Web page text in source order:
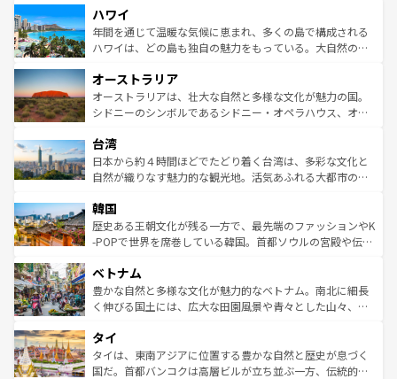
ば市内交通費無料で観光を楽しむこともできる。 なお、新
着のスイス情報はコンテンツ一覧 を参照してほしい。
のような巨大都市は、観光、ショッピング、エンターテイ
ンメントが詰まった刺激的なスポットだ。一方、アメリカ
西部には大自然が広がり、グランドキャニオンやイエロー
部のニューオーリンズでは、音楽と美食が融合した独特の
文化が魅力。旅行者はアメリカの各地域で異なる魅力を楽
しみながら、その多様性と豊かな歴史を感じることができ
ならではの贅沢な旅のスタイルだ。 なお、新着のアメリカ
情報はコンテンツ一覧を参照してほしい。
ハワイ
年間を通じて温暖な気候に恵まれ、多くの島で構成される
ハワイは、どの島も独自の魅力をもっている。大自然の神
ワイ島は見逃せない。また、定番の観光地といえばオアフ
島だが、静かな自然を求めるならマウイ島やカウアイ島が
おすすめ。エメラルドグリーンに輝く海をはじめ、豊かな
れるおもてなしの心で訪れる人々を迎えてくれるハワイの
人々、おいしいローカルフードやハワイアンミュージッ
ク、伝統的なフラダンスなど、すべてがハワイの魅力を彩
ワイを、存分に味わってほしい。 なお、新着のハワイ情報
はコンテンツ一覧を参照してほしい。
オーストラリア
オーストラリアは、壮大な自然と多様な文化が魅力の国。
シドニーのシンボルであるシドニー・オペラハウス、オー
リアリーフや大陸中央部にそびえるウルル（エアーズロッ
ク）、タスマニアの美しい原生林やケアンズの熱帯雨林な
ど、見どころがたくさん。また、カフェやワイン、オージ
いる。アクティビティも充実しており、サーフィンやダイ
ビング、ハイキングなど、アウトドア好きにはたまらな
い。オーストラリアの多彩な魅力を存分に味わいつくそ
参照してほしい。
台湾
日本から約４時間ほどでたどり着く台湾は、多彩な文化と
自然が織りなす魅力的な観光地。活気あふれる大都市の台
ン）、静ひつな山岳地帯である台湾東部など、都市の喧騒
と山間の静けさが共存しており、訪れる人に新しい発見と
驚きをもたらしてくれる。また、奥深い台湾の食文化も魅
容にもいいと評判のスイーツなど、バラエティ豊かな料理
が味わえる。 なお、新着の台湾情報は コンテンツ一覧を参
照してほしい。
韓国
歴史ある王朝文化が残る一方で、最先端のファッションやK
-POPで世界を席巻している韓国。首都ソウルの宮殿や伝統
き、地方に足を延ばせば四季折々の自然美を楽しむことが
できる。そして、キムチや焼肉、絶品のストリートフード
まで、さまざまな韓国料理が待っている。夜には、韓国な
リティに包まれながら、韓国の多彩な魅力を心ゆくまで味
わってみてほしい。 なお、新着の韓国情報はコンテンツ一
覧を参照してほしい。
ベトナム
豊かな自然と多様な文化が魅力的なベトナム。南北に細長
く伸びる国土には、広大な田園風景や青々とした山々、世
急速な発展と共に伝統が息づく。ハノイの古い町並みやホ
ーチミン市のフランス統治時代の建物も、独特の雰囲気を
醸し出している。また、バラエティの豊かさとおいしさで
タイ
タイは、東南アジアに位置する豊かな自然と歴史が息づく
国だ。首都バンコクは高層ビルが立ち並ぶ一方、伝統的な